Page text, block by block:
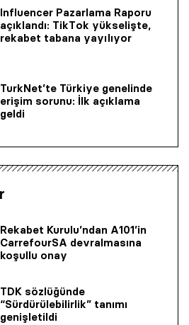
Influencer Pazarlama Raporu
açıklandı: TikTok yükselişte,
rekabet tabana yayılıyor
TurkNet’te Türkiye genelinde
erişim sorunu: İlk açıklama
geldi
Rekabet Kurulu’ndan A101’in
CarrefourSA devralmasına
koşullu onay
TDK sözlüğünde
“Sürdürülebilirlik” tanımı
genişletildi